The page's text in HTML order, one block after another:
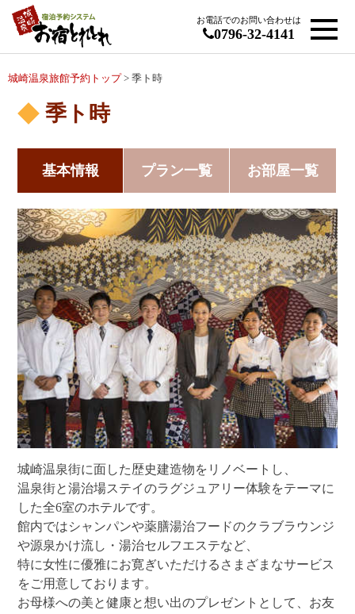
お電話でのお問い合わせは
0796-32-4141
城崎温泉旅館予約トップ > 季ト時
季ト時
基本情報 プラン一覧 お部屋一覧
城崎温泉街に面した歴史建造物をリノベートし、
温泉街と湯治場ステイのラグジュアリー体験をテーマに
した全6室のホテルです。
館内ではシャンパンや薬膳湯治フードのクラブラウンジ
や源泉かけ流し・湯治セルフエステなど、
特に女性に優雅にお寛ぎいただけるさまざまなサービス
をご用意しております。
お母様への美と健康と想い出のプレゼントとして、お友